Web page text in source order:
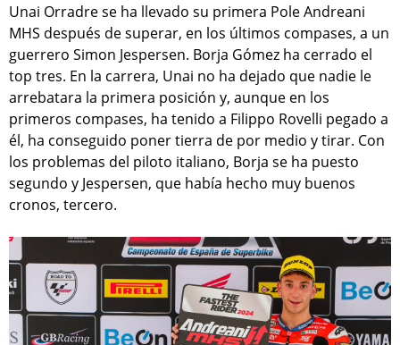
Unai Orradre se ha llevado su primera Pole Andreani
MHS después de superar, en los últimos compases, a un
guerrero Simon Jespersen. Borja Gómez ha cerrado el
top tres. En la carrera, Unai no ha dejado que nadie le
arrebatara la primera posición y, aunque en los
primeros compases, ha tenido a Filippo Rovelli pegado a
él, ha conseguido poner tierra de por medio y tirar. Con
los problemas del piloto italiano, Borja se ha puesto
segundo y Jespersen, que había hecho muy buenos
cronos, tercero.